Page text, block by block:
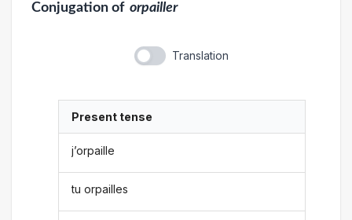
Conjugationof orpailler
Translation
Present tense
j’orpaille
tu orpailles